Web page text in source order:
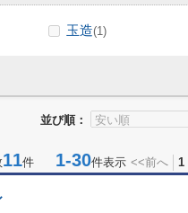
玉造(1)
並び順：
11件 1-30件表示 <<前へ 1